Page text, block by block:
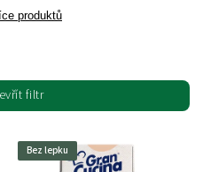
produktů
filtr
Bez lepku